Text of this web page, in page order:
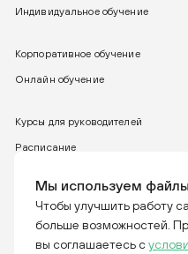
Мы используем
Чтобы улучшить работу
больше возможностей.
вы соглашаетесь с
Индивидуальное обучение
Корпоративное обучение
Онлайн обучение
Курсы для руководителей
Расписание